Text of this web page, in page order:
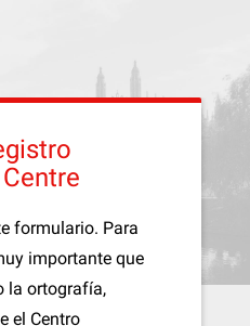
formulario. Para
importante que
la ortografía,
el Centro